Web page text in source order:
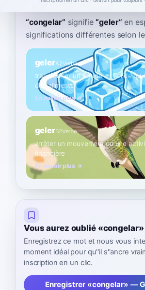
“congelar” signifie “geler” en
significations différentes selon
gelerA2Verbe
transformer un liquide en solide ou
des aliments
En savoir plus →
gelerB2Verbe
arrêter un mouvement ou une
financière
En savoir plus →
Vous aurez oublié
Enregistrez ce mot et nous vous
moment idéal pour qu''il s''ancre
inscription en un clic.
Enregistrer «congelar» —